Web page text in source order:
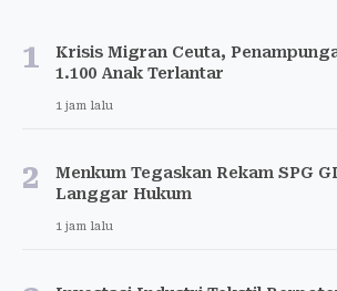
1
Krisis Migran Ceuta,
1.100 Anak Terlantar
1 jam lalu
2
Menkum Tegaskan Rekam SPG
Langgar Hukum
1 jam lalu